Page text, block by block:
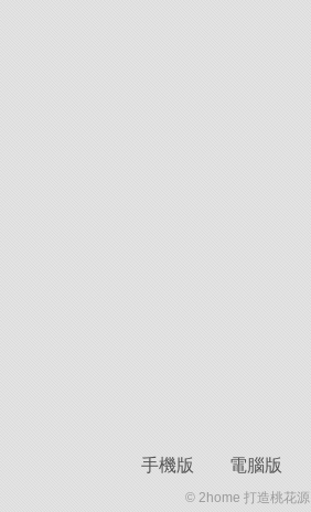
手機版 電腦版
© 2home 打造桃花源